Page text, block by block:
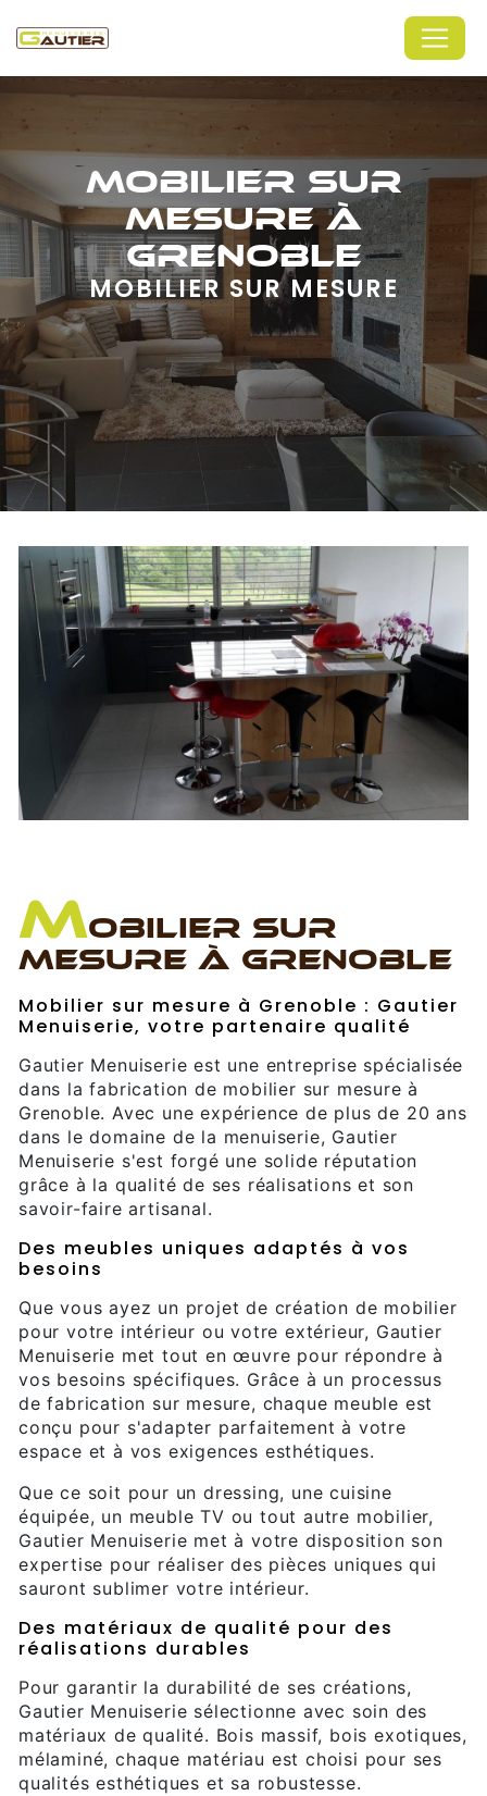
MOBILIER SUR
MESURE À
GRENOBLE
MOBILIER SUR MESURE
MOBILIER SUR
MESURE À GRENOBLE
Mobilier sur mesure à Grenoble : Gautier
Menuiserie, votre partenaire qualité
Gautier Menuiserie est une entreprise spécialisée
dans la fabrication de mobilier sur mesure à
Grenoble. Avec une expérience de plus de 20 ans
dans le domaine de la menuiserie, Gautier
Menuiserie s'est forgé une solide réputation
grâce à la qualité de ses réalisations et son
savoir-faire artisanal.
Des meubles uniques adaptés à vos
besoins
Que vous ayez un projet de création de mobilier
pour votre intérieur ou votre extérieur, Gautier
Menuiserie met tout en œuvre pour répondre à
vos besoins spécifiques. Grâce à un processus
de fabrication sur mesure, chaque meuble est
conçu pour s'adapter parfaitement à votre
espace et à vos exigences esthétiques.
Que ce soit pour un dressing, une cuisine
équipée, un meuble TV ou tout autre mobilier,
Gautier Menuiserie met à votre disposition son
expertise pour réaliser des pièces uniques qui
sauront sublimer votre intérieur.
Des matériaux de qualité pour des
réalisations durables
Pour garantir la durabilité de ses créations,
Gautier Menuiserie sélectionne avec soin des
matériaux de qualité. Bois massif, bois exotiques,
mélaminé, chaque matériau est choisi pour ses
qualités esthétiques et sa robustesse.